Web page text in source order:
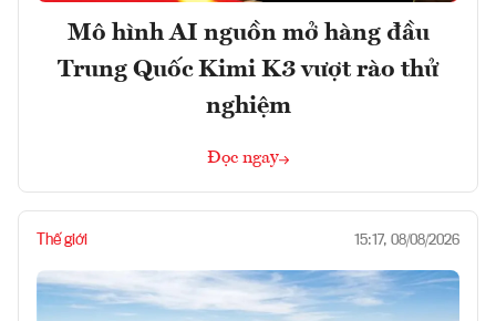
Mô hình AI nguồn mở hàng đầu
Trung Quốc Kimi K3 vượt rào thử
nghiệm
Đọc ngay
Thế giới 15:17, 08/08/2026